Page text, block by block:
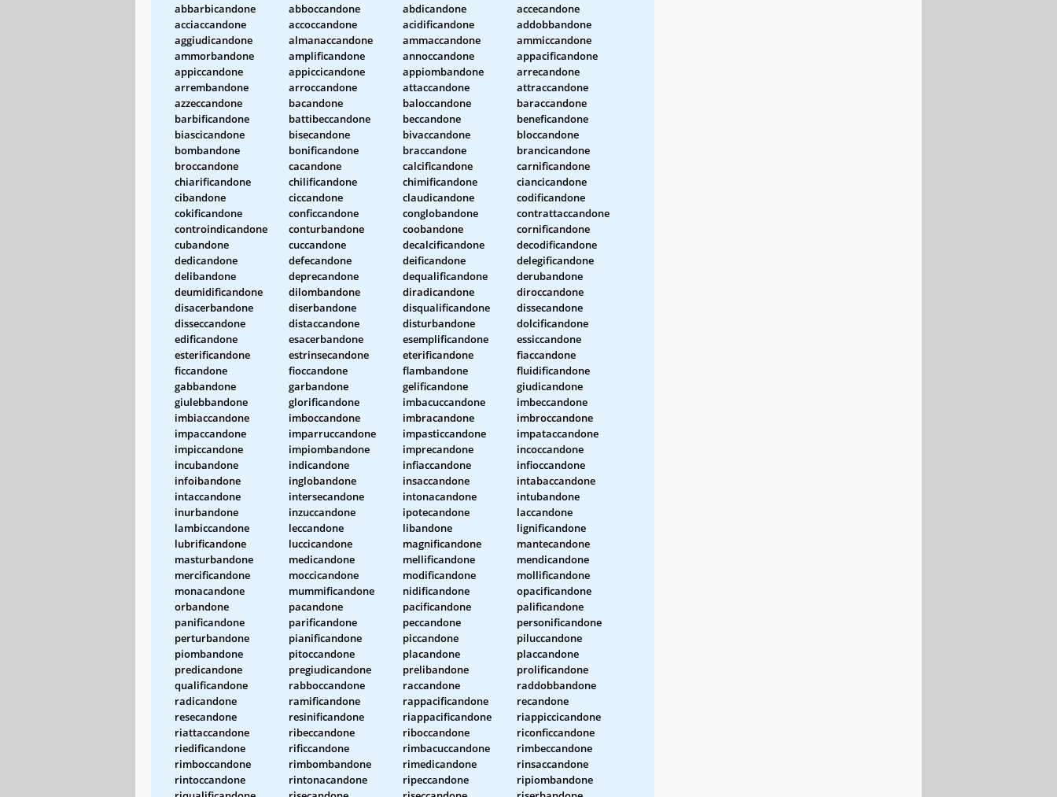
abbarbicandone abboccandone abdicandone
accecandone
acciaccandone
accoccandone acidificandone
addobbandone
aggiudicandone
almanaccandone ammaccandone
ammiccandone
ammorbandone
amplificandone annoccandone
appacificandone
appiccandone
appiccicandone appiombandone
arrecandone
arrembandone
arroccandone attaccandone
attraccandone
azzeccandone
bacandone baloccandone
baraccandone
barbificandone
battibeccandone beccandone
beneficandone
biascicandone
bisecandone bivaccandone
bloccandone
bombandone
bonificandone braccandone
brancicandone
broccandone
cacandone calcificandone
carnificandone
chiarificandone
chilificandone chimificandone
ciancicandone
cibandone
ciccandone claudicandone
codificandone
cokificandone
conficcandone conglobandone
contrattaccandone
controindicandone
conturbandone coobandone
cornificandone
cubandone
cuccandone decalcificandone
decodificandone
dedicandone
defecandone deificandone
delegificandone
delibandone
deprecandone dequalificandone
derubandone
deumidificandone
dilombandone diradicandone
diroccandone
disacerbandone
diserbandone disqualificandone
dissecandone
disseccandone
distaccandone disturbandone
dolcificandone
edificandone
esacerbandone esemplificandone
essiccandone
esterificandone
estrinsecandone eterificandone
fiaccandone
ficcandone
fioccandone flambandone
fluidificandone
gabbandone
garbandone gelificandone
giudicandone
giulebbandone
glorificandone imbacuccandone
imbeccandone
imbiaccandone
imboccandone imbracandone
imbroccandone
impaccandone
imparruccandone impasticcandone
impataccandone
impiccandone
impiombandone imprecandone
incoccandone
incubandone
indicandone infiaccandone
infioccandone
infoibandone
inglobandone insaccandone
intabaccandone
intaccandone
intersecandone intonacandone
intubandone
inurbandone
inzuccandone ipotecandone
laccandone
lambiccandone
leccandone libandone
lignificandone
lubrificandone
luccicandone magnificandone
mantecandone
masturbandone
medicandone mellificandone
mendicandone
mercificandone
moccicandone modificandone
mollificandone
monacandone
mummificandone nidificandone
opacificandone
orbandone
pacandone pacificandone
palificandone
panificandone
parificandone peccandone
personificandone
perturbandone
pianificandone piccandone
piluccandone
piombandone
pitoccandone placandone
placcandone
predicandone
pregiudicandone prelibandone
prolificandone
qualificandone
rabboccandone raccandone
raddobbandone
radicandone
ramificandone rappacificandone
recandone
resecandone
resinificandone riappacificandone
riappiccicandone
riattaccandone
ribeccandone riboccandone
riconficcandone
riedificandone
rificcandone rimbacuccandone
rimbeccandone
rimboccandone
rimbombandone rimedicandone
rinsaccandone
rintoccandone
rintonacandone ripeccandone
ripiombandone